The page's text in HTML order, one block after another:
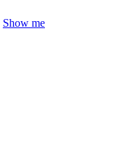
Show me